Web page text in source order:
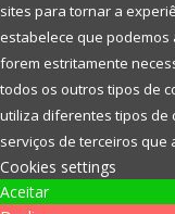
sites para tornar a
estabelece que
forem estritamente
todos os outros tipos de
utiliza diferentes tipos de
serviços de terceiros que
Cookies settings
Aceitar